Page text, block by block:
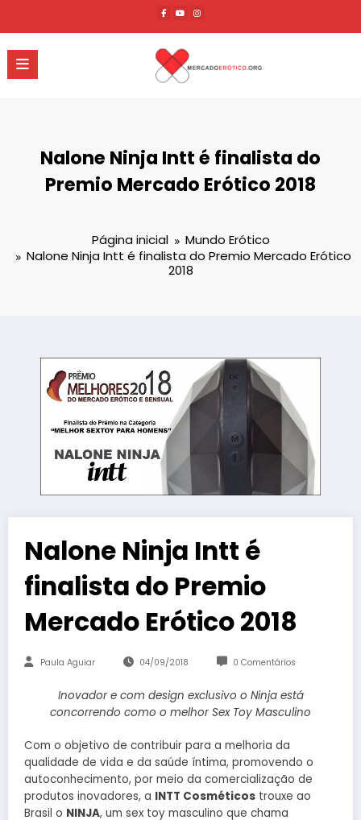
o
conteúdo
Nalone Ninja Intt é finalista do
Premio Mercado Erótico 2018
Página inicial
Mundo Erótico
Nalone Ninja Intt é finalista do Premio Mercado Erótico
2018
Nalone Ninja Intt é
finalista do Premio
Mercado Erótico 2018
Paula Aguiar 04/09/2018 0 Comentários
Inovador e com design exclusivo o Ninja está
concorrendo como o melhor Sex Toy Masculino
Com o objetivo de contribuir para a melhoria da
qualidade de vida e da saúde íntima, promovendo o
autoconhecimento, por meio da comercialização de
produtos inovadores, a INTT Cosméticos trouxe ao
Brasil o NINJA, um sex toy masculino que chama